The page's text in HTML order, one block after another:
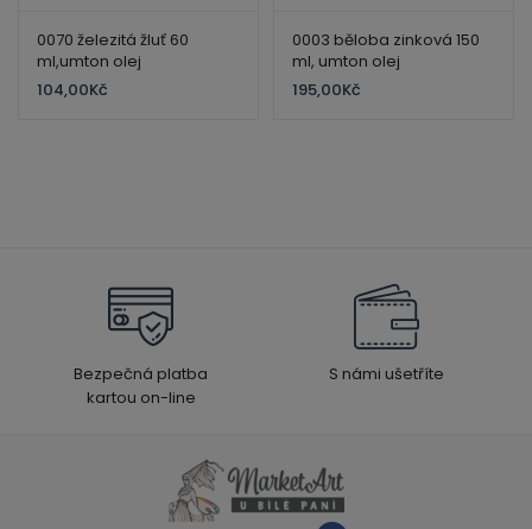
0070 železitá žluť 60
ml,umton olej
104,00Kč
0003 běloba zinková 150
ml, umton olej
195,00Kč
Bezpečná platba
kartou on-line
S námi ušetříte